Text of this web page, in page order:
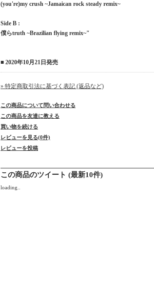
(you're)my crush ~Jamaican rock steady remix~
Side B :
僕らtruth ~Brazilian flying remix~"
■ 2020年10月21日発売
» 特定商取引法に基づく表記 (返品など)
この商品について問い合わせる
この商品を友達に教える
買い物を続ける
レビューを見る(0件)
レビューを投稿
この商品のツイート (最新10件)
loading..